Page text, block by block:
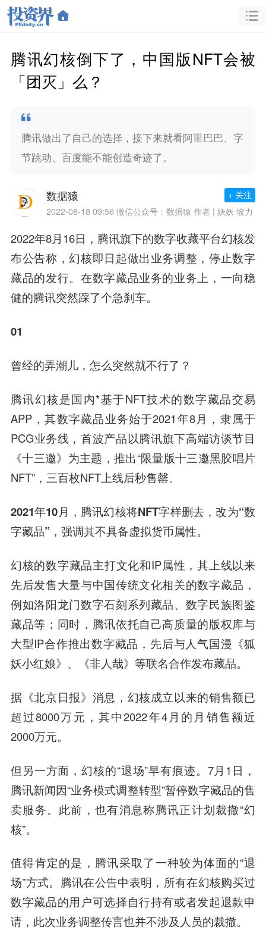
腾讯幻核倒下了，中国版NFT会被
「团灭」么？
腾讯做出了自己的选择，接下来就看阿里巴巴、字
节跳动、百度能不能创造奇迹了。
数据猿
2022-08-18 09:56 微信公众号：数据猿 作者 | 妖妖 坡力
+ 关注
2022年8月16日，腾讯旗下的数字收藏平台幻核发
布公告称，幻核即日起做出业务调整，停止数字
藏品的发行。在数字藏品业务的业务上，一向稳
健的腾讯突然踩了个急刹车。
01
曾经的弄潮儿，怎么突然就不行了？
腾讯幻核是国内*基于NFT技术的数字藏品交易
APP，其数字藏品业务始于2021年8月，隶属于
PCG业务线，首波产品以腾讯旗下高端访谈节目
《十三邀》为主题，推出“限量版十三邀黑胶唱片
NFT”，三百枚NFT上线后秒售罄。
2021年10月，腾讯幻核将NFT字样删去，改为“数
字藏品”，强调其不具备虚拟货币属性。
幻核的数字藏品主打文化和IP属性，其上线以来
先后发售大量与中国传统文化相关的数字藏品，
例如洛阳龙门数字石刻系列藏品、数字民族图鉴
藏品等；同时，腾讯依托自己高质量的版权库与
大型IP合作推出数字藏品，先后与人气国漫《狐
妖小红娘》、《非人哉》等联名合作发布藏品。
据《北京日报》消息，幻核成立以来的销售额已
超过8000万元，其中2022年4月的月销售额近
2000万元。
但另一方面，幻核的“退场”早有痕迹。7月1日，
腾讯新闻因“业务模式调整转型”暂停数字藏品的售
卖服务。此前，也有消息称腾讯正计划裁撤“幻
核”。
值得肯定的是，腾讯采取了一种较为体面的“退
场”方式。腾讯在公告中表明，所有在幻核购买过
数字藏品的用户可选择自行持有或者发起退款申
请，此次业务调整传言也并不涉及人员的裁撤。